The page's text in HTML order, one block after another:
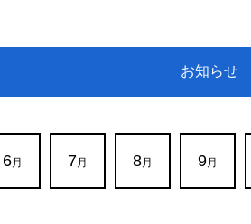
お知らせ
6月 7月 8月 9月